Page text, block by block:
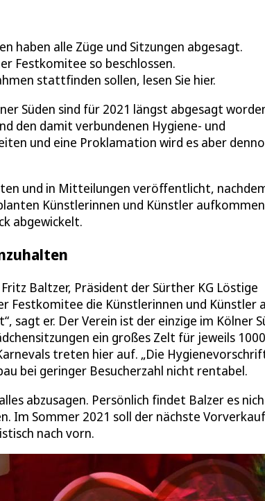
haben alle Züge und Sitzungen abgesagt.
Festkomitee so beschlossen.
stattfinden sollen, lesen Sie hier.
Süden sind für 2021 längst abgesagt
den damit verbundenen Hygiene- und
und eine Proklamation wird es aber
und in Mitteilungen veröffentlicht,
Künstlerinnen und Künstler aufkommen
abgewickelt.
Baltzer, Präsident der Sürther KG Löstige
Festkomitee die Künstlerinnen und Künstler
sagt er. Der Verein ist der einzige im Kölner
ein großes Zelt für jeweils 1000
treten hier auf. „Die
bei geringer Besucherzahl nicht rentabel.
abzusagen. Persönlich findet Balzer es
Im Sommer 2021 soll der nächste Vorverkauf
nach vorn.